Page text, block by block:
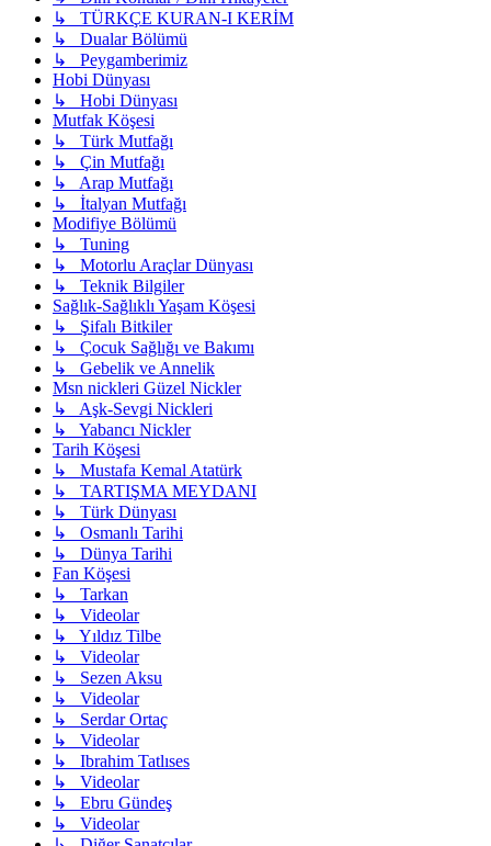
↳ TÜRKÇE KURAN-I KERİM
↳ Dualar Bölümü
↳ Peygamberimiz
Hobi Dünyası
↳ Hobi Dünyası
Mutfak Köşesi
↳ Türk Mutfağı
↳ Çin Mutfağı
↳ Arap Mutfağı
↳ İtalyan Mutfağı
Modifiye Bölümü
↳ Tuning
↳ Motorlu Araçlar Dünyası
↳ Teknik Bilgiler
Sağlık-Sağlıklı Yaşam Köşesi
↳ Şifalı Bitkiler
↳ Çocuk Sağlığı ve Bakımı
↳ Gebelik ve Annelik
Msn nickleri Güzel Nickler
↳ Aşk-Sevgi Nickleri
↳ Yabancı Nickler
Tarih Köşesi
↳ Mustafa Kemal Atatürk
↳ TARTIŞMA MEYDANI
↳ Türk Dünyası
↳ Osmanlı Tarihi
↳ Dünya Tarihi
Fan Köşesi
↳ Tarkan
↳ Videolar
↳ Yıldız Tilbe
↳ Videolar
↳ Sezen Aksu
↳ Videolar
↳ Serdar Ortaç
↳ Videolar
↳ Ibrahim Tatlıses
↳ Videolar
↳ Ebru Gündeş
↳ Videolar